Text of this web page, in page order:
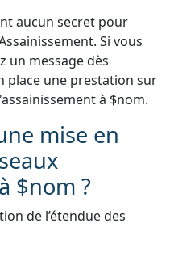
aucun secret pour
Si vous
un message dès
place une prestation sur
à $nom.
mise en
$nom ?
de l’étendue des